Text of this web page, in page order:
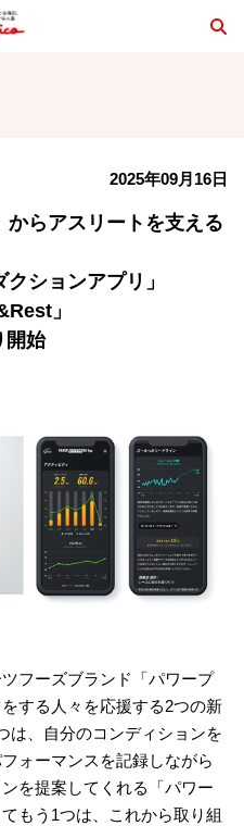
2025年09月16日
からアスリートを支える
ションアプリ」
」
開始
フーズブランド「パワープ
する人々を応援する2つの新
は、自分のコンディションを
ォーマンスを記録しながら
を提案してくれる「パワー
もう1つは、これから取り組